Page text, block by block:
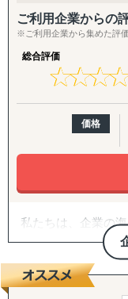
ご利用企業からの
※ご利用企業から集めた評
総合評価
★★★
★★★
価格
私たちは、企業の
一気通貫で伴走支
『どの国が最適か